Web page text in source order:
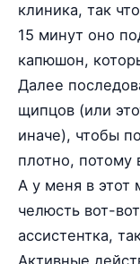
клиника, так
15 минут оно
капюшон,
Далее
щипцов (или
иначе), чтобы
плотно, потому
А у меня в
челюсть вот-
ассистентка,